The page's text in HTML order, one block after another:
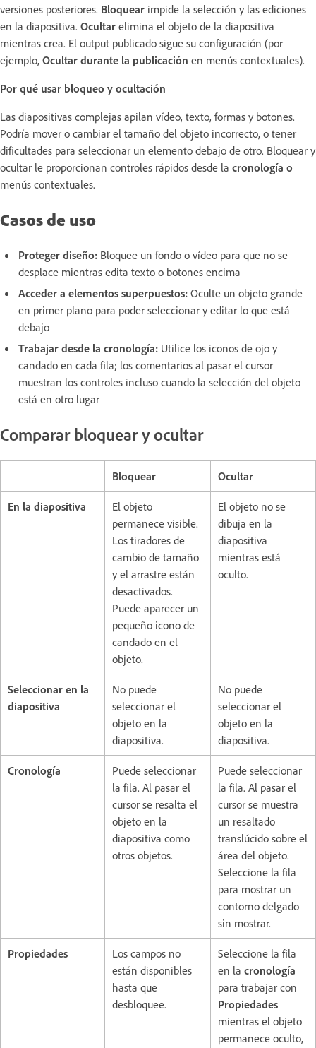
versiones posteriores. Bloquear impide la selección y las ediciones
en la diapositiva. Ocultar elimina el objeto de la diapositiva
mientras crea. El output publicado sigue su configuración (por
ejemplo, Ocultar durante la publicación en menús contextuales).
Por qué usar bloqueo y ocultación
Las diapositivas complejas apilan vídeo, texto, formas y botones.
Podría mover o cambiar el tamaño del objeto incorrecto, o tener
dificultades para seleccionar un elemento debajo de otro. Bloquear y
ocultar le proporcionan controles rápidos desde la cronología o
menús contextuales.
Casos de uso
Proteger diseño: Bloquee un fondo o vídeo para que no se
desplace mientras edita texto o botones encima
Acceder a elementos superpuestos: Oculte un objeto grande
en primer plano para poder seleccionar y editar lo que está
debajo
Trabajar desde la cronología: Utilice los iconos de ojo y
candado en cada fila; los comentarios al pasar el cursor
muestran los controles incluso cuando la selección del objeto
está en otro lugar
Comparar bloquear y ocultar
Bloquear Ocultar
En la diapositiva
El objeto
permanece visible.
Los tiradores de
cambio de tamaño
y el arrastre están
desactivados.
Puede aparecer un
pequeño icono de
candado en el
objeto.
El objeto no se
dibuja en la
diapositiva
mientras está
oculto.
Seleccionar en la
diapositiva
No puede
seleccionar el
objeto en la
diapositiva.
No puede
seleccionar el
objeto en la
diapositiva.
Cronología
Puede seleccionar
la fila. Al pasar el
cursor se resalta el
objeto en la
diapositiva como
otros objetos.
Puede seleccionar
la fila. Al pasar el
cursor se muestra
un resaltado
translúcido sobre el
área del objeto.
Seleccione la fila
para mostrar un
contorno delgado
sin mostrar.
Propiedades
Los campos no
están disponibles
hasta que
desbloquee.
Seleccione la fila
en la cronología
para trabajar con
Propiedades
mientras el objeto
permanece oculto,